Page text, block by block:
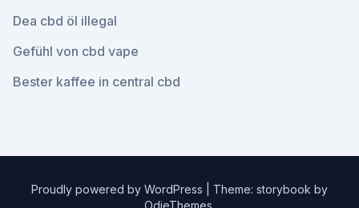
Dea cbd öl illegal
Gefühl von cbd vape
Bester kaffee in central cbd
Proudly powered by WordPress
Theme: storybook by
OdieThemes